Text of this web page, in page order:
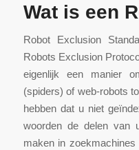
Wat is een
Robot Exclusion
Robots Exclusion
eigenlijk een manier
(spiders) of web-robots
hebben dat u niet
woorden de delen van
maken in